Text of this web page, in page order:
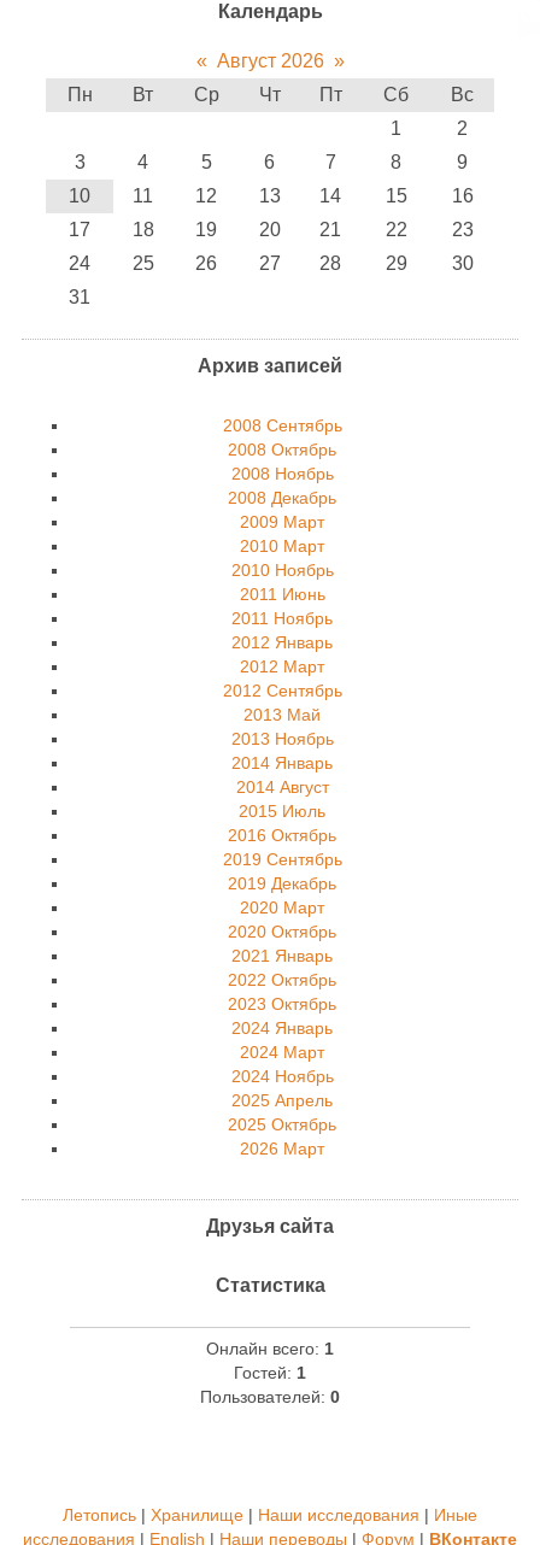
Календарь
« Август 2026 »
Пн
Вт Ср Чт Пт Сб
Вс
1
2
3
4 5 6 7 8
9
10
11 12 13 14 15
16
17
18 19 20 21 22
23
24
25 26 27 28 29
30
31
Архив записей
2008 Сентябрь
2008 Октябрь
2008 Ноябрь
2008 Декабрь
2009 Март
2010 Март
2010 Ноябрь
2011 Июнь
2011 Ноябрь
2012 Январь
2012 Март
2012 Сентябрь
2013 Май
2013 Ноябрь
2014 Январь
2014 Август
2015 Июль
2016 Октябрь
2019 Сентябрь
2019 Декабрь
2020 Март
2020 Октябрь
2021 Январь
2022 Октябрь
2023 Октябрь
2024 Январь
2024 Март
2024 Ноябрь
2025 Апрель
2025 Октябрь
2026 Март
Друзья сайта
Статистика
Онлайн всего: 1
Гостей: 1
Пользователей: 0
Летопись | Хранилище | Наши исследования | Иные
исследования | English | Наши переводы | Форум | ВКонтакте